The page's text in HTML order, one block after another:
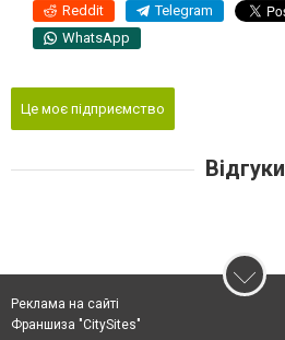
Reddit Telegram
WhatsApp
Це моє підприємство
Відгуки
Реклама на сайті
Франшиза "CitySites"